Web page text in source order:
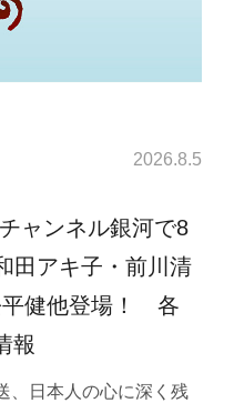
2026.8.5
ャンネル銀河で8
田アキ子・前川清
平健他登場！ 各
報
、日本人の心に深く残